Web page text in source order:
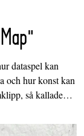
dataspel kan
och hur konst kan
så kallade…